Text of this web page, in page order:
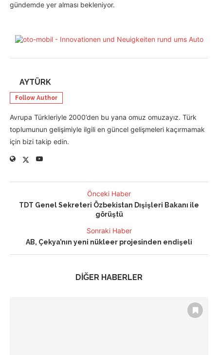
gündemde yer alması bekleniyor.
AYTÜRK
Follow Author
Avrupa Türkleriyle 2000’den bu yana omuz omuzayız. Türk
toplumunun gelişimiyle ilgili en güncel gelişmeleri kaçırmamak
için bizi takip edin.
Önceki Haber
TDT Genel Sekreteri Özbekistan Dışişleri Bakanı ile
görüştü
Sonraki Haber
AB, Çekya’nın yeni nükleer projesinden endişeli
DİĞER HABERLER